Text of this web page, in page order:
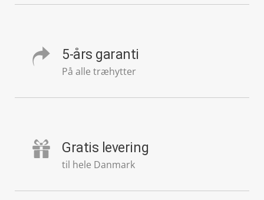
5-års garanti
På alle træhytter
Gratis levering
til hele Danmark